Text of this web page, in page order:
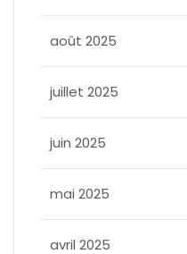
août 2025
juillet 2025
juin 2025
mai 2025
avril 2025